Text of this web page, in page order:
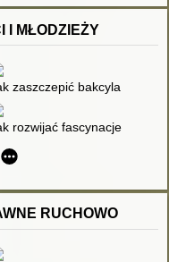
I MŁODZIEŻY
czytelnictwa
zaszczepić bakcyla
publikacji
rozwijać fascynacje
też czyta
RUCHOWO